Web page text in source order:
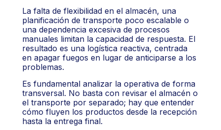
La falta de flexibilidad en el almacén, una
planificación de transporte poco escalable o
una dependencia excesiva de procesos
manuales limitan la capacidad de respuesta. El
resultado es una logística reactiva, centrada
en apagar fuegos en lugar de anticiparse a los
problemas.
Es fundamental analizar la operativa de forma
transversal. No basta con revisar el almacén o
el transporte por separado; hay que entender
cómo fluyen los productos desde la recepción
hasta la entrega final.